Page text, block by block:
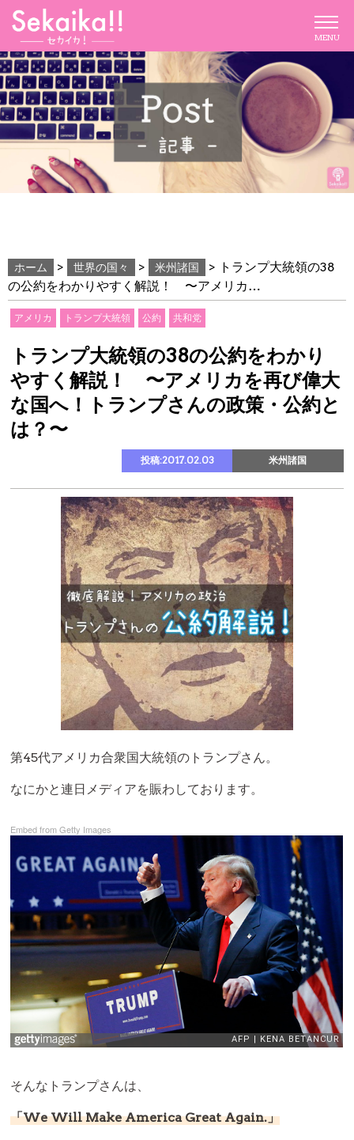
MENU
ホーム > 世界の国々 > 米州諸国 > トランプ大統領の38
の公約をわかりやすく解説！ 〜アメリカ…
アメリカ トランプ大統領 公約 共和党
トランプ大統領の38の公約をわかり
やすく解説！ 〜アメリカを再び偉大
な国へ！トランプさんの政策・公約と
は？〜
米州諸国
投稿:2017.02.03
第45代アメリカ合衆国大統領のトランプさん。
なにかと連日メディアを賑わしております。
Embed from Getty Images
そんなトランプさんは、
「We Will Make America Great Again.」